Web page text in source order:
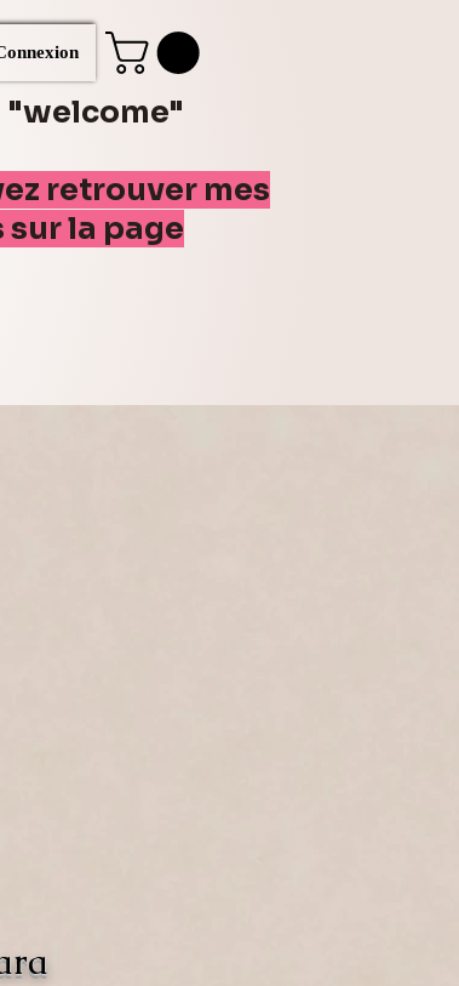
"welcome"
retrouver mes
la page